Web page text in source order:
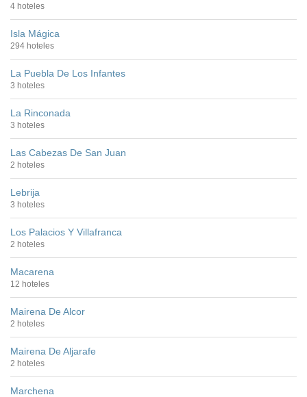
4 hoteles
Isla Mágica
294 hoteles
La Puebla De Los Infantes
3 hoteles
La Rinconada
3 hoteles
Las Cabezas De San Juan
2 hoteles
Lebrija
3 hoteles
Los Palacios Y Villafranca
2 hoteles
Macarena
12 hoteles
Mairena De Alcor
2 hoteles
Mairena De Aljarafe
2 hoteles
Marchena